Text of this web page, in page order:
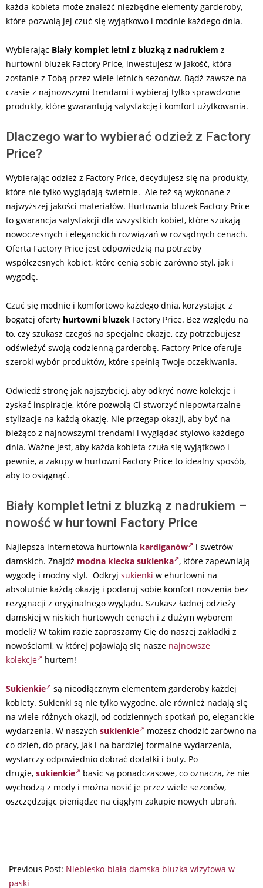
każda kobieta może znaleźć niezbędne elementy garderoby,
które pozwolą jej czuć się wyjątkowo i modnie każdego dnia.
Wybierając Biały komplet letni z bluzką z nadrukiem z
hurtowni bluzek Factory Price, inwestujesz w jakość, która
zostanie z Tobą przez wiele letnich sezonów. Bądź zawsze na
czasie z najnowszymi trendami i wybieraj tylko sprawdzone
produkty, które gwarantują satysfakcję i komfort użytkowania.
Dlaczego warto wybierać odzież z Factory
Price?
Wybierając odzież z Factory Price, decydujesz się na produkty,
które nie tylko wyglądają świetnie. Ale też są wykonane z
najwyższej jakości materiałów. Hurtownia bluzek Factory Price
to gwarancja satysfakcji dla wszystkich kobiet, które szukają
nowoczesnych i eleganckich rozwiązań w rozsądnych cenach.
Oferta Factory Price jest odpowiedzią na potrzeby
współczesnych kobiet, które cenią sobie zarówno styl, jak i
wygodę.
Czuć się modnie i komfortowo każdego dnia, korzystając z
bogatej oferty hurtowni bluzek Factory Price. Bez względu na
to, czy szukasz czegoś na specjalne okazje, czy potrzebujesz
odświeżyć swoją codzienną garderobę. Factory Price oferuje
szeroki wybór produktów, które spełnią Twoje oczekiwania.
Odwiedź stronę jak najszybciej, aby odkryć nowe kolekcje i
zyskać inspiracje, które pozwolą Ci stworzyć niepowtarzalne
stylizacje na każdą okazję. Nie przegap okazji, aby być na
bieżąco z najnowszymi trendami i wyglądać stylowo każdego
dnia. Ważne jest, aby każda kobieta czuła się wyjątkowo i
pewnie, a zakupy w hurtowni Factory Price to idealny sposób,
aby to osiągnąć.
Biały komplet letni z bluzką z nadrukiem –
nowość w hurtowni Factory Price
Najlepsza internetowa hurtownia kardiganów
i swetrów
damskich. Znajdź modna kiecka sukienka , które zapewniają
wygodę i modny styl. Odkryj sukienki w ehurtowni na
absolutnie każdą okazję i podaruj sobie komfort noszenia bez
rezygnacji z oryginalnego wyglądu. Szukasz ładnej odzieży
damskiej w niskich hurtowych cenach i z dużym wyborem
modeli? W takim razie zapraszamy Cię do naszej zakładki z
nowościami, w której pojawiają się nasze najnowsze
kolekcje
hurtem!
Sukienkie
są nieodłącznym elementem garderoby każdej
kobiety. Sukienki są nie tylko wygodne, ale również nadają się
na wiele różnych okazji, od codziennych spotkań po, eleganckie
wydarzenia. W naszych sukienkie
możesz chodzić zarówno na
co dzień, do pracy, jak i na bardziej formalne wydarzenia,
wystarczy odpowiednio dobrać dodatki i buty. Po
drugie, sukienkie
basic są ponadczasowe, co oznacza, że nie
wychodzą z mody i można nosić je przez wiele sezonów,
oszczędzając pieniądze na ciągłym zakupie nowych ubrań.
07-
02
Previous Post: Niebiesko-biała damska bluzka wizytowa w
paski